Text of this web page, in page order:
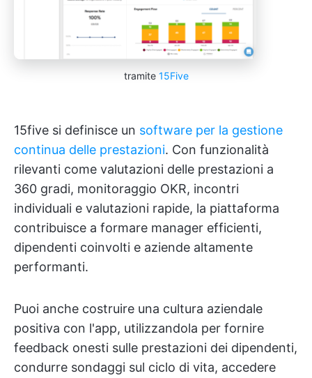
tramite 15Five
15five si definisce un software per la gestione
continua delle prestazioni. Con funzionalità
rilevanti come valutazioni delle prestazioni a
360 gradi, monitoraggio OKR, incontri
individuali e valutazioni rapide, la piattaforma
contribuisce a formare manager efficienti,
dipendenti coinvolti e aziende altamente
performanti.
Puoi anche costruire una cultura aziendale
positiva con l'app, utilizzandola per fornire
feedback onesti sulle prestazioni dei dipendenti,
condurre sondaggi sul ciclo di vita, accedere